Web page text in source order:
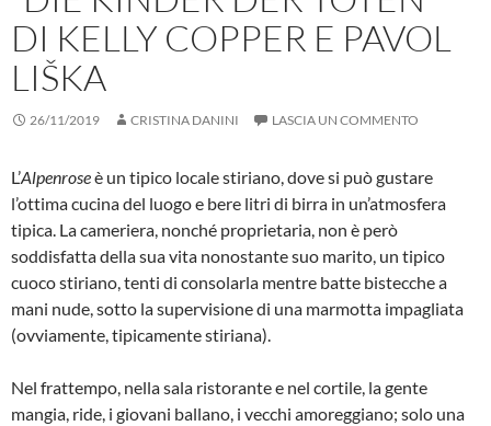
DI KELLY COPPER E PAVOL
LIŠKA
26/11/2019 CRISTINA DANINI LASCIA UN COMMENTO
L’Alpenroseè un tipico locale stiriano, dove si può gustare
l’ottima cucina del luogo e bere litri di birra in un’atmosfera
tipica. La cameriera, nonché proprietaria, non è però
soddisfatta della sua vita nonostante suo marito, un tipico
cuoco stiriano, tenti di consolarla mentre batte bistecche a
mani nude, sotto la supervisione di una marmotta impagliata
(ovviamente, tipicamente stiriana).
Nel frattempo, nella sala ristorante e nel cortile, la gente
mangia, ride, i giovani ballano, i vecchi amoreggiano; solo una